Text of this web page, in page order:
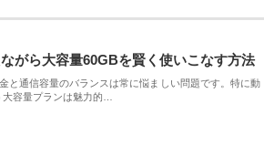
がら大容量60GBを賢く使いこなす方法
と通信容量のバランスは常に悩ましい問題です。特に動
容量プランは魅力的…